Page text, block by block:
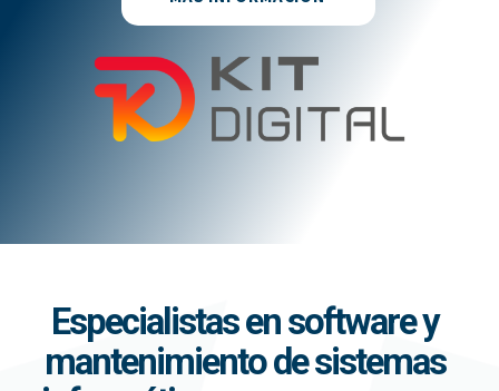
Especialistas en software y
mantenimiento de sistemas